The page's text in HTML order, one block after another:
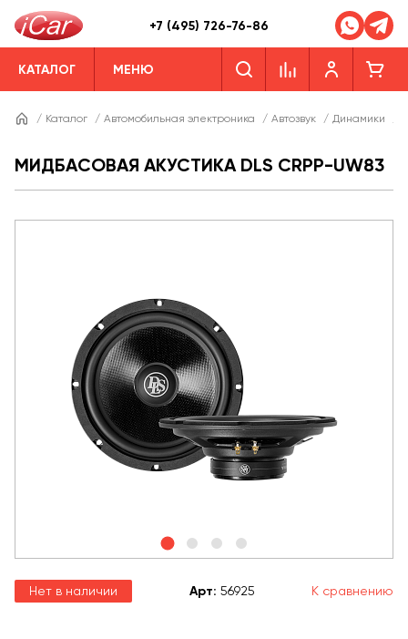
+7 (495) 726-76-86
КАТАЛОГ МЕНЮ
/ Каталог / Автомобильная электроника / Автозвук / Динамики
МИДБАСОВАЯ АКУСТИКА DLS CRPP-UW83
Нет в наличии Арт: 56925 К сравнению